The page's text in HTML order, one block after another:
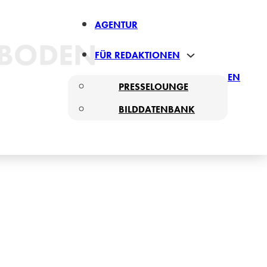
AGENTUR
FÜR REDAKTIONEN
PRESSELOUNGE
BILDDATENBANK
EN